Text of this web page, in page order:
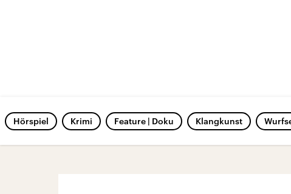
Hörspiel Krimi Feature | Doku Klangkunst